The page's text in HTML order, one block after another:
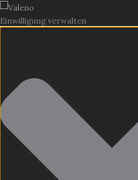
Einwilligung verwalten